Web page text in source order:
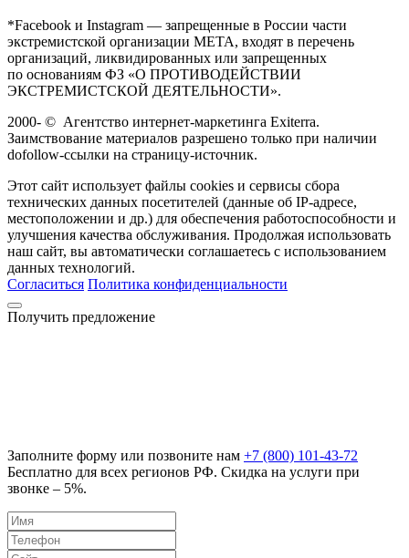
*Facebook и Instagram — запрещенные в России части
экстремистской организации META, входят в перечень
организаций, ликвидированных или запрещенных
по основаниям ФЗ «О ПРОТИВОДЕЙСТВИИ
ЭКСТРЕМИСТСКОЙ ДЕЯТЕЛЬНОСТИ».
2000- © Агентство интернет-маркетинга Exiterra.
Заимствование материалов разрешено только при наличии
dofollow-ссылки на страницу-источник.
Этот сайт использует файлы cookies и сервисы сбора
технических данных посетителей (данные об IP-адресе,
местоположении и др.) для обеспечения работоспособности и
улучшения качества обслуживания. Продолжая использовать
наш сайт, вы автоматически соглашаетесь с использованием
данных технологий.
Согласиться Политика конфиденциальности
Получить предложение
Заполните форму или позвоните нам +7 (800) 101-43-72
Бесплатно для всех регионов РФ. Скидка на услуги при
звонке – 5%.